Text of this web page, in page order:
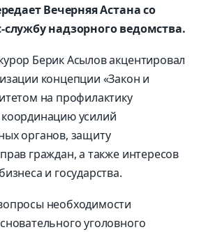
Вечерняя Астана со
службу надзорного ведомства.
Берик Асылов акцентировал
концепции «Закон и
на профилактику
усилий
органов, защиту
граждан, а также интересов
и государства.
необходимости
уголовного